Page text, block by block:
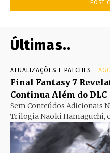
Últimas..
ATUALIZAÇÕES E PATCHES
Final Fantasy 7
Continua Além do DLC
Sem Conteúdos Adicionais
Trilogia Naoki Hamaguchi,